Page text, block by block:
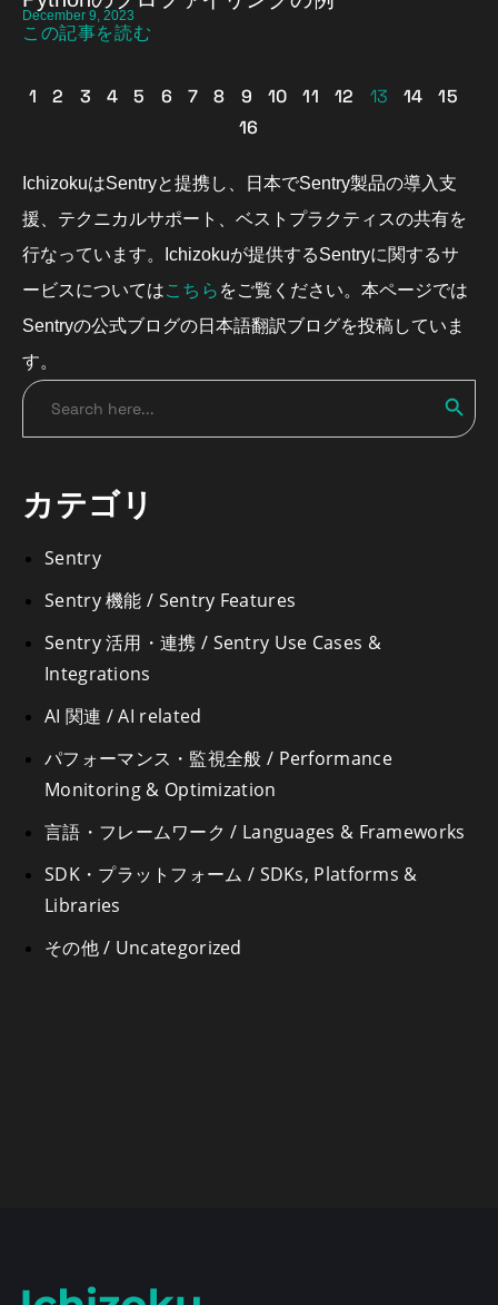
December 9, 2023
この記事を読む
1 2 3 4 5 6 7 8 9 10 11 12 13 14
15
16
IchizokuはSentryと提携し、日本でSentry製品の導入支
援、テクニカルサポート、ベストプラクティスの共有を
行なっています。Ichizokuが提供するSentryに関するサ
ービスについてはこちら をご覧ください。本ページでは
Sentryの公式ブログの日本語翻訳ブログを投稿していま
す。
Search
for:
カテゴリ
AI 関連 / AI related
SDK・プラットフォーム / SDKs, Platforms &
Libraries
Sentry
Sentry 機能 / Sentry Features
Sentry 活用・連携 / Sentry Use Cases &
Integrations
その他 / Uncategorized
パフォーマンス・監視全般 / Performance
Monitoring & Optimization
言語・フレームワーク / Languages & Frameworks